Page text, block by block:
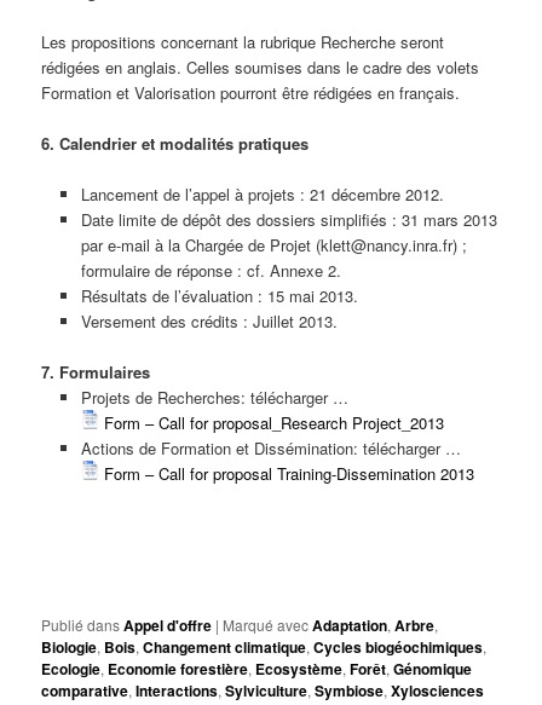
Les propositions concernant la rubrique Recherche seront
rédigées en anglais. Celles soumises dans le cadre des volets
Formation et Valorisation pourront être rédigées en français.
6. Calendrier et modalités pratiques
Lancement de l’appel à projets : 21 décembre 2012.
Date limite de dépôt des dossiers simplifiés : 31 mars 2013
par e-mail à la Chargée de Projet (klett@nancy.inra.fr) ;
formulaire de réponse : cf. Annexe 2.
Résultats de l’évaluation : 15 mai 2013.
Versement des crédits : Juillet 2013.
7. Formulaires
Projets de Recherches: télécharger …
Form – Call for proposal_Research Project_2013
Actions de Formation et Dissémination: télécharger …
Form – Call for proposal Training-Dissemination 2013
Publié dansAppel d'offre | Marqué avecAdaptation,Arbre,
Biologie, Bois,Changement climatique,Cycles biogéochimiques,
Ecologie, Economie forestière, Ecosystème,Forêt,Génomique
comparative,Interactions,Sylviculture,Symbiose,Xylosciences